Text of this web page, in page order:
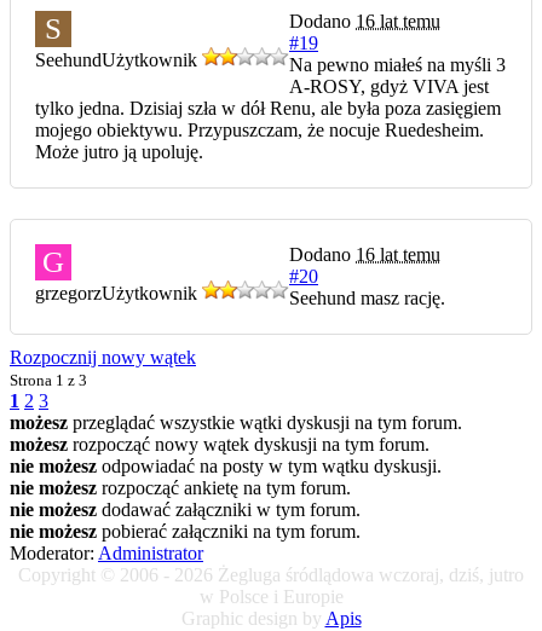
S
SeehundUżytkownik
Dodano 16 lat temu
#19
Na pewno miałeś na myśli 3
A-ROSY, gdyż VIVA jest
tylko jedna. Dzisiaj szła w dół Renu, ale była poza zasięgiem
mojego obiektywu. Przypuszczam, że nocuje Ruedesheim.
Może jutro ją upoluję.
G
grzegorzUżytkownik
Dodano 16 lat temu
#20
Seehund masz rację.
Rozpocznij nowy wątek
Strona 1 z 3
1 2 3
możesz przeglądać wszystkie wątki dyskusji na tym forum.
możesz rozpocząć nowy wątek dyskusji na tym forum.
nie możesz odpowiadać na posty w tym wątku dyskusji.
nie możesz rozpocząć ankietę na tym forum.
nie możesz dodawać załączniki w tym forum.
nie możesz pobierać załączniki na tym forum.
Moderator: Administrator
Copyright © 2006 - 2026 Żegluga śródlądowa wczoraj, dziś, jutro
w Polsce i Europie
Graphic design by Apis